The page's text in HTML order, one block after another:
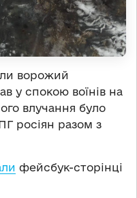
ворожий
у спокою воїнів на
влучання було
росіян разом з
фейсбук-сторінці